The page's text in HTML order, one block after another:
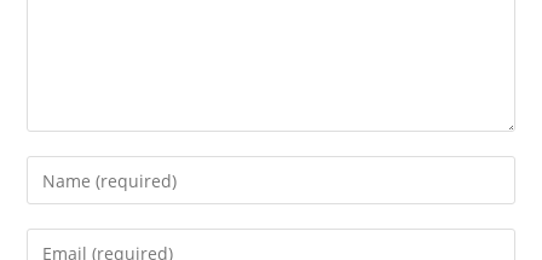
Enter
your
name
Enter